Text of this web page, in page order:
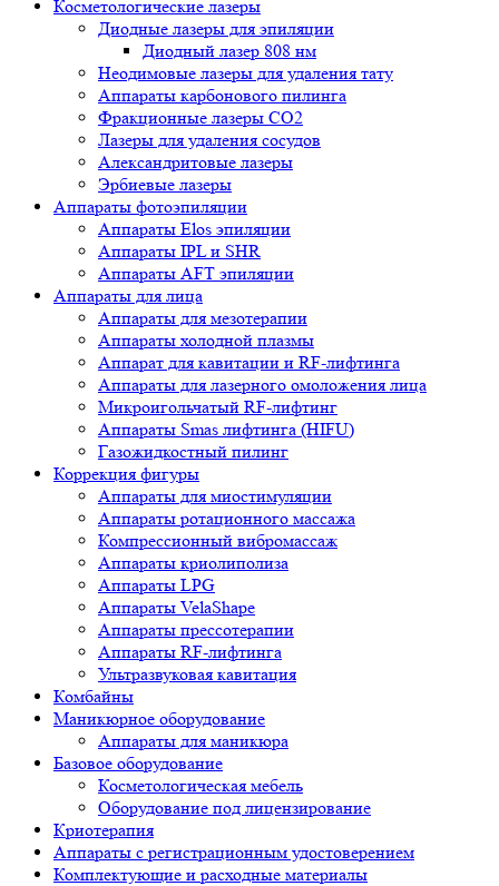
Косметологические лазеры
Диодные лазеры для эпиляции
Диодный лазер 808 нм
Неодимовые лазеры для удаления тату
Аппараты карбонового пилинга
Фракционные лазеры CO2
Лазеры для удаления сосудов
Александритовые лазеры
Эрбиевые лазеры
Аппараты фотоэпиляции
Аппараты Elos эпиляции
Аппараты IPL и SHR
Аппараты AFT эпиляции
Аппараты для лица
Аппараты для мезотерапии
Аппараты холодной плазмы
Аппарат для кавитации и RF-лифтинга
Аппараты для лазерного омоложения лица
Микроигольчатый RF-лифтинг
Аппараты Smas лифтинга (HIFU)
Газожидкостный пилинг
Коррекция фигуры
Аппараты для миостимуляции
Аппараты ротационного массажа
Компрессионный вибромассаж
Аппараты криолиполиза
Аппараты LPG
Аппараты VelaShape
Аппараты прессотерапии
Аппараты RF-лифтинга
Ультразвуковая кавитация
Комбайны
Маникюрное оборудование
Аппараты для маникюра
Базовое оборудование
Косметологическая мебель
Оборудование под лицензирование
Криотерапия
Аппараты c регистрационным удостоверением
Комплектующие и расходные материалы